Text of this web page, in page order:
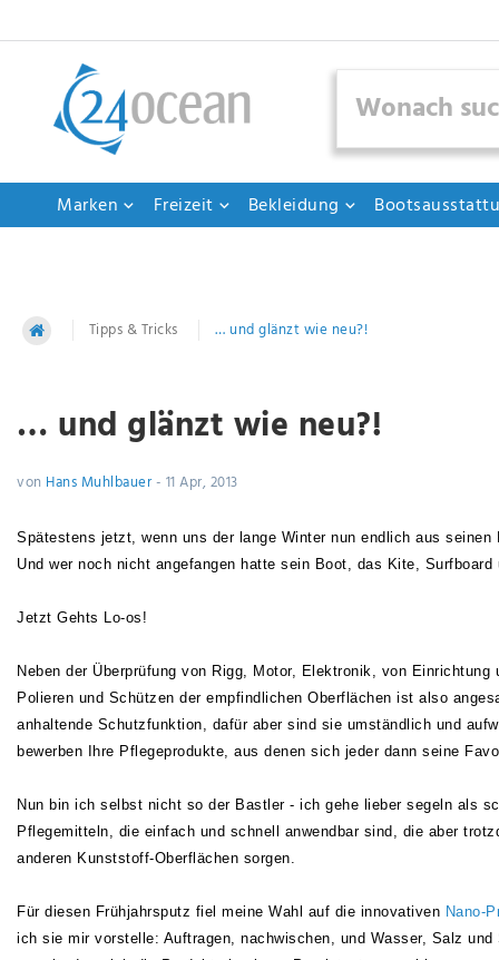
Marken Freizeit Bekleidung
Tipps & Tricks … und glänzt wie neu?!
… und glänzt wie neu?!
von Hans Muhlbauer- 11 Apr, 2013
Spätestens jetzt, wenn uns der lange Winter nun endlich aus
Und wer noch nicht angefangen hatte sein Boot, das Kite,
Jetzt Gehts Lo-os!
Neben der Überprüfung von Rigg, Motor, Elektronik, von
Polieren und Schützen der empfindlichen Oberflächen ist also
anhaltende Schutzfunktion, dafür aber sind sie umständlich und
bewerben Ihre Pflegeprodukte, aus denen sich jeder dann seine
Nun bin ich selbst nicht so der Bastler - ich gehe lieber segeln als
Pflegemitteln, die einfach und schnell anwendbar sind, die aber
anderen Kunststoff-Oberflächen sorgen.
Für diesen Frühjahrsputz fiel meine Wahl auf die innovativen Nano-
ich sie mir vorstelle: Auftragen, nachwischen, und Wasser, Salz